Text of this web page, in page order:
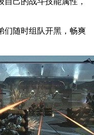
们随时组队开黑，畅爽